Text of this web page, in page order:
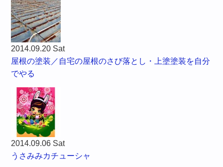
2014.09.20 Sat
屋根の塗装／自宅の屋根のさび落とし・上塗塗装を自分
でやる
2014.09.06 Sat
うさみみカチューシャ